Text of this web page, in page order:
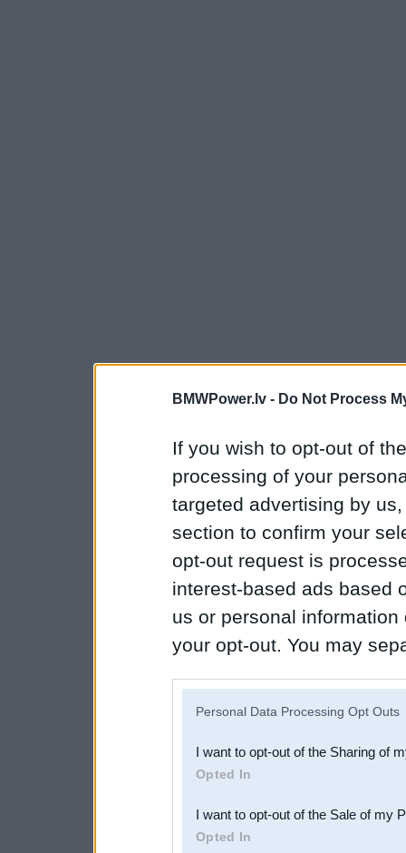
BMWPower.lv - Do Not Process
If you wish to opt-out of
processing of your
targeted advertising by
section to confirm your
opt-out request is
interest-based ads based
us or personal
your opt-out. You may
Downstream Participants
third parties.
Personal Data Processing Opt Outs
I want to opt-out of the Sharing of
Opted In
I want to opt-out of the Sale of my
Opted In